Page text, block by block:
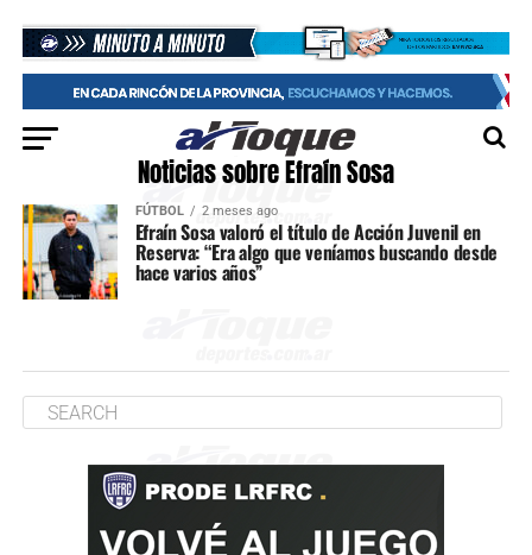
Noticias sobre Efraín Sosa
FÚTBOL 2 meses ago
Efraín Sosa valoró el título de Acción Juvenil en
Reserva: “Era algo que veníamos buscando desde
hace varios años”